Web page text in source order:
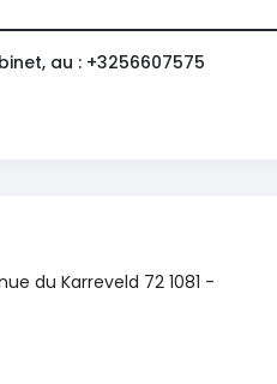
au : +3256607575
du Karreveld 72 1081 -